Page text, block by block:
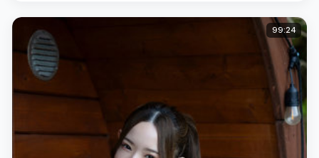
99:24